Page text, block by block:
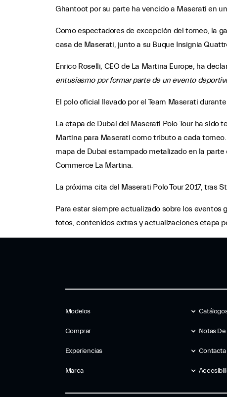
Ghantoot por su parte ha vencido a Maserati en
Como espectadores de excepción del torneo, la
casa de Maserati, junto a su Buque Insignia
Enrico Roselli, CEO de La Martina Europe, ha
entusiasmo por formar parte de un evento
El polo oficial llevado por el Team Maserati
La etapa de Dubai del Maserati Polo Tour ha sido
Martina para Maserati como tributo a cada
mapa de Dubai estampado metalizado en la
Commerce La Martina.
La próxima cita del Maserati Polo Tour 2017, tras
Para estar siempre actualizado sobre los
fotos, contenidos extras y actualizaciones etapa
Modelos
Comprar
Experiencias
Marca
Notas